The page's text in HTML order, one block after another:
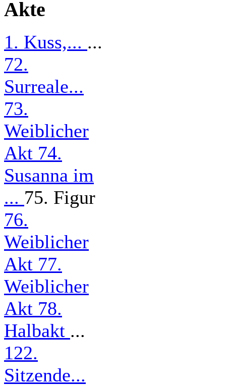
Akte
1. Kuss,... ...
72.
Surreale...
73.
Weiblicher
Akt 74.
Susanna im
... 75. Figur
76.
Weiblicher
Akt 77.
Weiblicher
Akt 78.
Halbakt ...
122.
Sitzende...